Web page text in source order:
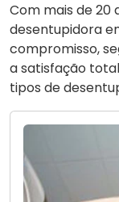
Com mais de 20
desentupidora
compromisso,
a satisfação
tipos de